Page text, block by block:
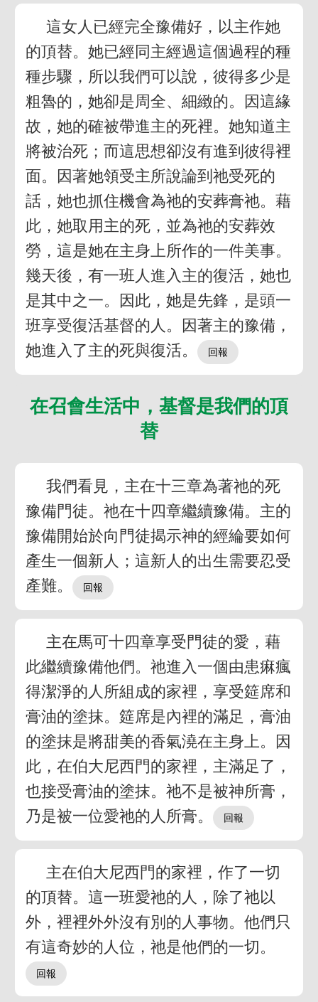
這女人已經完全豫備好，以主作她
的頂替。她已經同主經過這個過程的種
種步驟，所以我們可以說，彼得多少是
粗魯的，她卻是周全、細緻的。因這緣
故，她的確被帶進主的死裡。她知道主
將被治死；而這思想卻沒有進到彼得裡
面。因著她領受主所說論到祂受死的
話，她也抓住機會為祂的安葬膏祂。藉
此，她取用主的死，並為祂的安葬效
勞，這是她在主身上所作的一件美事。
幾天後，有一班人進入主的復活，她也
是其中之一。因此，她是先鋒，是頭一
班享受復活基督的人。因著主的豫備，
她進入了主的死與復活。
在召會生活中，基督是我們的頂
替
我們看見，主在十三章為著祂的死
豫備門徒。祂在十四章繼續豫備。主的
豫備開始於向門徒揭示神的經綸要如何
產生一個新人；這新人的出生需要忍受
產難。
主在馬可十四章享受門徒的愛，藉
此繼續豫備他們。祂進入一個由患痳瘋
得潔淨的人所組成的家裡，享受筵席和
膏油的塗抹。筵席是內裡的滿足，膏油
的塗抹是將甜美的香氣澆在主身上。因
此，在伯大尼西門的家裡，主滿足了，
也接受膏油的塗抹。祂不是被神所膏，
乃是被一位愛祂的人所膏。
主在伯大尼西門的家裡，作了一切
的頂替。這一班愛祂的人，除了祂以
外，裡裡外外沒有別的人事物。他們只
有這奇妙的人位，祂是他們的一切。